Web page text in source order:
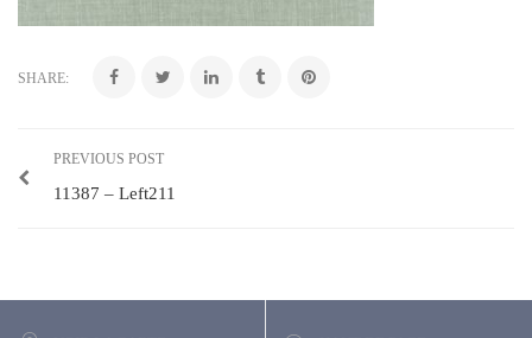
SHARE:
PREVIOUS POST
11387 – Left211